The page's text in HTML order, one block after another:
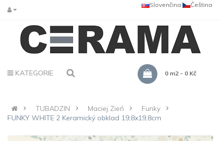
Čeština
Slovenčina
KATEGORIE 0 m2 - 0 Kč
TUBADZIN Maciej Zień
Funky
FUNKY WHITE 2 Keramický obklad 19,8x19,8cm